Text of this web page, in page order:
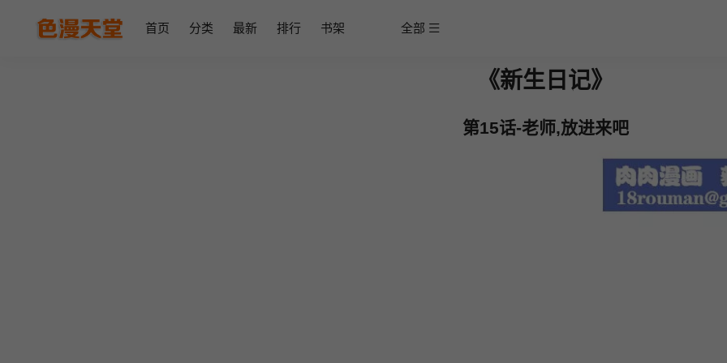
首页 分类 最新 排行 书架 全部
《新生日记》
第15话-老师,放进来吧